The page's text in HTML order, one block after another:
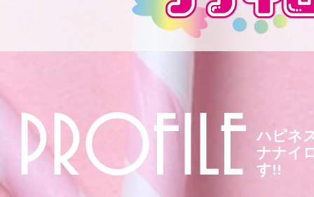
PROFILE
ハピネ
ナナイ
す!!